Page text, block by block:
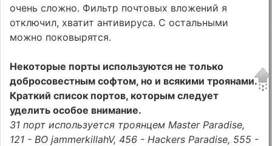
очень сложно. Фильтр почтовых вложений я
отключил, хватит антивируса. С остальными
можно поковырятся.
Некоторые порты используются не только
добросовестным софтом, но и всякими троянами.
Краткий список портов, которым следует
уделить особое внимание.
31 порт используется троянцем Master Paradise,
121 - ВО jammerkillahV, 456 - Hackers Paradise, 555 -